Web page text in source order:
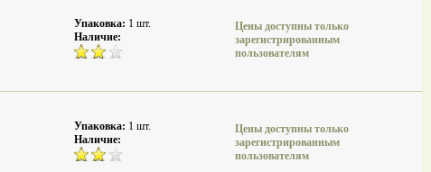
Упаковка: 1 шт.
Наличие:
Цены доступны только
зарегистрированным
пользователям
Упаковка: 1 шт.
Наличие:
Цены доступны только
зарегистрированным
пользователям